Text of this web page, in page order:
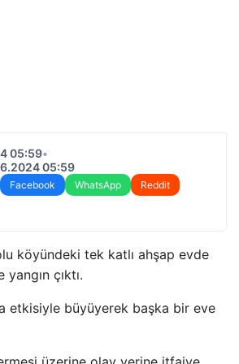
05:59•
05:59
Facebook WhatsApp
Reddit
köyündeki tek katlı ahşap evde
çıktı.
etkisiyle büyüyerek başka bir eve